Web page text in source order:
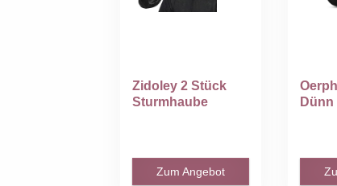
Zidoley 2 Stück
Sturmhaube
Zum Angebot
Dünn